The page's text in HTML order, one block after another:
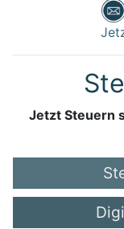
Jetzt Steuern